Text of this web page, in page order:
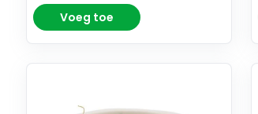
Voeg toe